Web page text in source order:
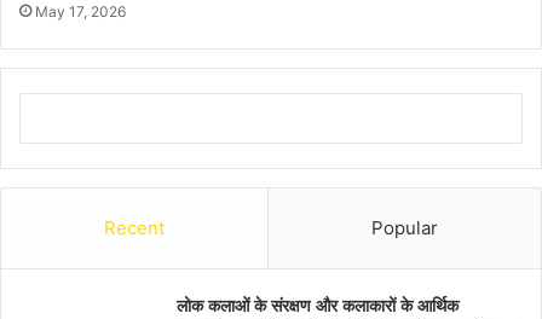
May 17, 2026
Recent Popular
लोक कलाओं के संरक्षण और कलाकारों के आर्थिक